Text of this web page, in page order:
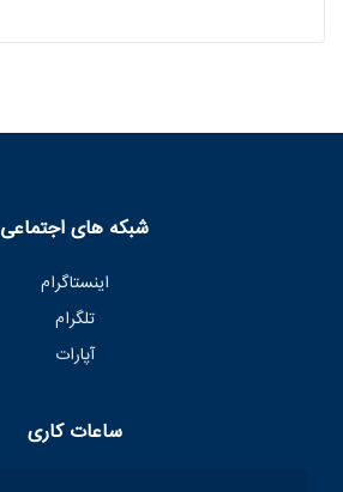
شبکه های اجتماعی
اینستاگرام
تلگرام
آپارات
ساعات کاری